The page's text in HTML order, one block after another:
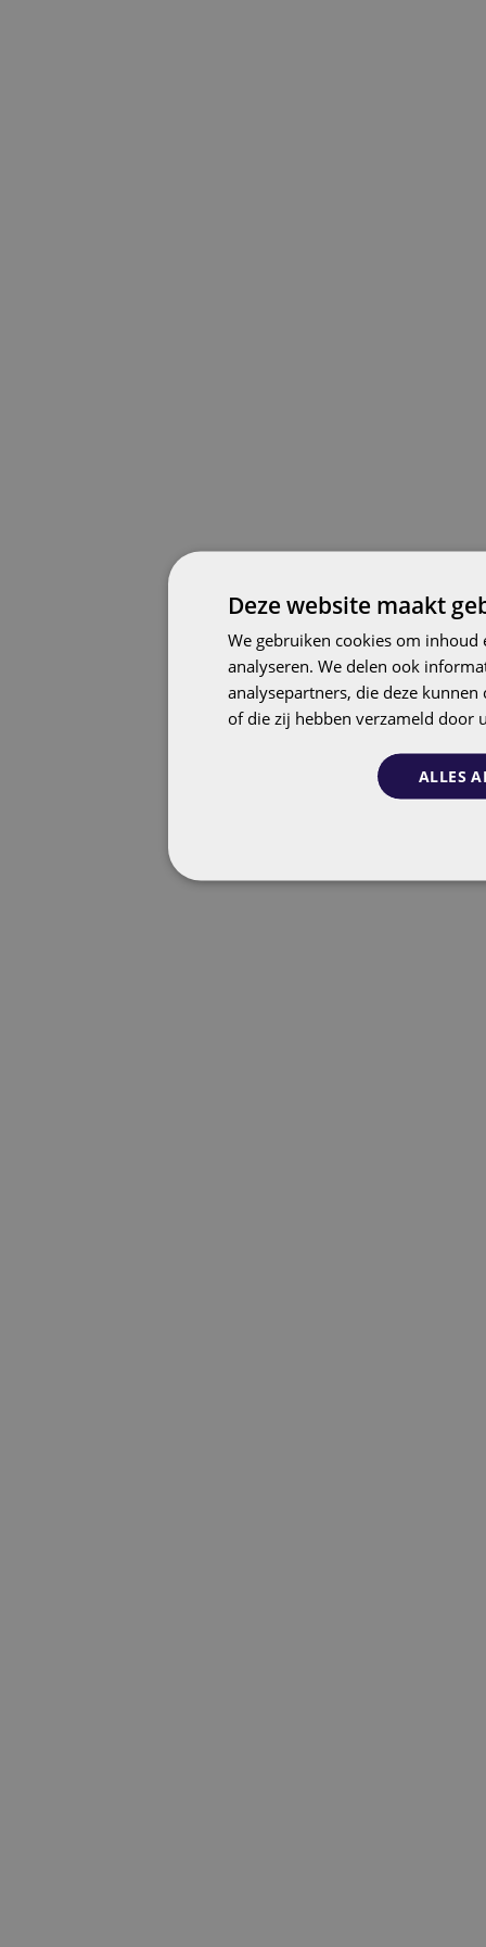
Deze website maakt
We gebruiken cookies om
analyseren. We delen ook
analysepartners, die deze
of die zij hebben verzameld door
ALLES